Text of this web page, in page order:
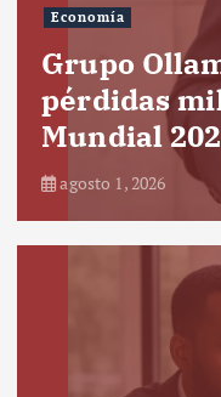
Economía
Grupo
pérdidas
Mundial
agosto 1, 2026